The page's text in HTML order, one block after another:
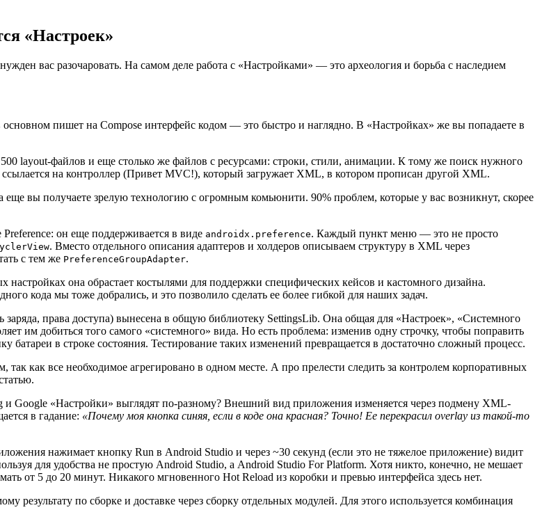
«Настроек»
вас разочаровать. На самом деле работа с «Настройками» — это археология и борьба с наследием
пишет на Compose интерфейс кодом — это быстро и наглядно. В «Настройках» же вы попадаете в
layout-файлов и еще столько же файлов с ресурсами: строки, стили, анимации. К тому же поиск нужного
на контроллер (Привет MVC!), который загружает XML, в котором прописан другой XML.
вы получаете зрелую технологию с огромным комьюнити. 90% проблем, которые у вас возникнут, скорее
он еще поддерживается в виде androidx.preference. Каждый пункт меню — это не просто
. Вместо отдельного описания адаптеров и холдеров описываем структуру в XML через
с тем же PreferenceGroupAdapter.
настройках она обрастает костылями для поддержки специфических кейсов и кастомного дизайна.
кода мы тоже добрались, и это позволило сделать ее более гибкой для наших задач.
заряда, права доступа) вынесена в общую библиотеку SettingsLib. Она общая для «Настроек», «Системного
им добиться того самого «системного» вида. Но есть проблема: изменив одну строчку, чтобы поправить
батареи в строке состояния. Тестирование таких изменений превращается в достаточно сложный процесс.
как все необходимое агрегировано в одном месте. А про прелести следить за контролем корпоративных
Google «Настройки» выглядят по-разному? Внешний вид приложения изменяется через подмену XML-
в гадание: «Почему моя кнопка синяя, если в коде она красная? Точно! Ее перекрасил overlay из такой-то
нажимает кнопку Run в Android Studio и через ~30 секунд (если это не тяжелое приложение) видит
для удобства не простую Android Studio, а Android Studio For Platform. Хотя никто, конечно, не мешает
от 5 до 20 минут. Никакого мгновенного Hot Reload из коробки и превью интерфейса здесь нет.
результату по сборке и доставке через сборку отдельных модулей. Для этого используется комбинация